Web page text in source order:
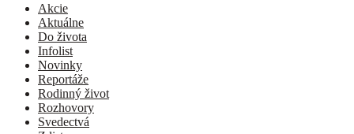
Akcie
Aktuálne
Do života
Infolist
Novinky
Reportáže
Rodinný život
Rozhovory
Svedectvá